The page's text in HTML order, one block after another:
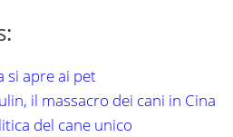
si apre ai pet
il massacro dei cani in Cina
del cane unico